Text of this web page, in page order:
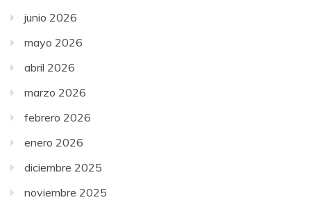
junio 2026
mayo 2026
abril 2026
marzo 2026
febrero 2026
enero 2026
diciembre 2025
noviembre 2025